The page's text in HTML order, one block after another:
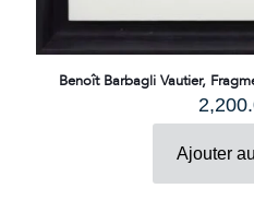
Benoît Barbagli Vautier,
Ajouter